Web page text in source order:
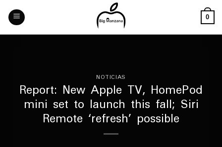
Skip
content
0
NOTICIAS
Report: New Apple TV, HomePod
mini set to launch this fall; Siri
Remote ‘refresh’ possible